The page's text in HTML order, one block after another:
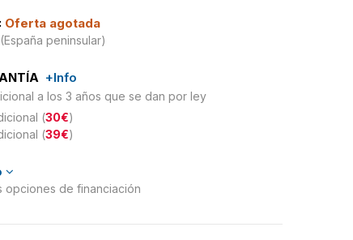
Oferta agotada
(España peninsular)
+Info
a los 3 años que se dan por ley
(30€)
(39€)
opciones de financiación